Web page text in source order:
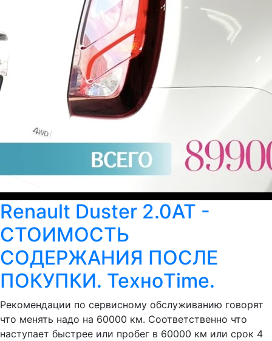
Renault Duster 2.0AT -
СТОИМОСТЬ
СОДЕРЖАНИЯ ПОСЛЕ
ПОКУПКИ. ТехноTime.
Рекомендации по сервисному обслуживанию говорят
что менять надо на 60000 км. Соответственно что
наступает быстрее или пробег в 60000 км или срок 4